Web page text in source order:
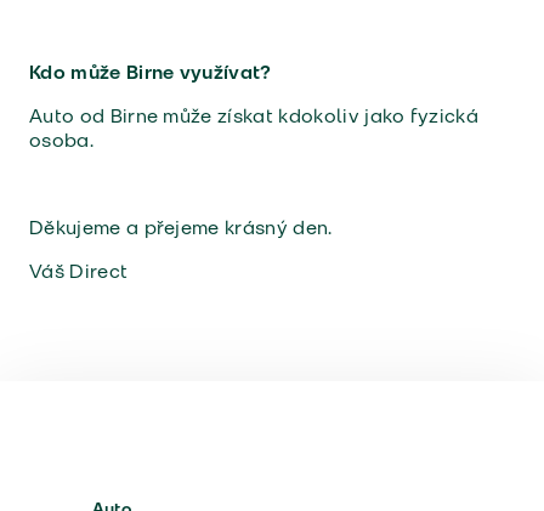
Kdo může Birne využívat?
Auto od Birne může získat kdokoliv jako fyzická
osoba.
Děkujeme a přejeme krásný den.
Váš Direct